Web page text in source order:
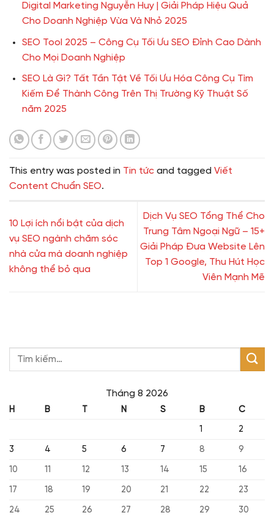
Digital Marketing Nguyễn Huy | Giải Pháp Hiệu Quả
Cho Doanh Nghiệp Vừa Và Nhỏ 2025
SEO Tool 2025 – Công Cụ Tối Ưu SEO Đỉnh Cao Dành
Cho Mọi Doanh Nghiệp
SEO Là Gì? Tất Tần Tật Về Tối Ưu Hóa Công Cụ Tìm
Kiếm Để Thành Công Trên Thị Trường Kỹ Thuật Số
năm 2025
This entry was posted in Tin tức and tagged Viết
Content Chuẩn SEO.
10 Lợi ích nổi bật của dịch
vụ SEO ngành chăm sóc
nhà cửa mà doanh nghiệp
không thể bỏ qua
Dịch Vụ SEO Tổng Thể Cho
Trung Tâm Ngoại Ngữ – 15+
Giải Pháp Đưa Website Lên
Top 1 Google, Thu Hút Học
Viên Mạnh Mẽ
Tháng 8 2026
H B T N S B
C
1
2
3 4 5 6 7 8 9
10 11 12 13 14 15 16
17 18 19 20 21 22 23
24 25 26 27 28 29 30